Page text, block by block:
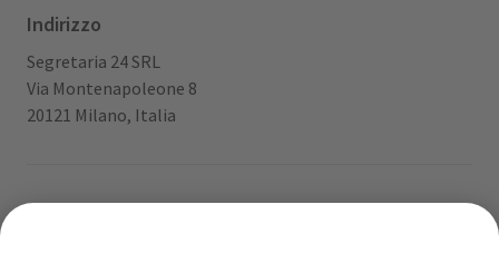
Indirizzo
Segretaria 24 SRL
Via Montenapoleone 8
20121 Milano, Italia